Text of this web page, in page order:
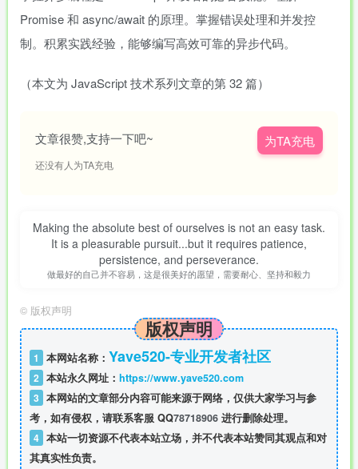
Promise 和 async/await 的原理。掌握错误处理和并发控
制。积累实践经验，能够编写高效可靠的异步代码。
（本文为 JavaScript 技术系列文章的第 32 篇）
文章很赞,支持一下吧~
还没有人为TA充电
为TA充电
Making the absolute best of ourselves is not an easy task.
It is a pleasurable pursuit...but it requires patience,
persistence, and perseverance.
做最好的自己并不容易，这是很美好的愿望，需要耐心、坚持和毅力
© 版权声明
版权声明
1 本网站名称： Yave520-专业开发者社区
2 本站永久网址： https://www.yave520.com
3 本网站的文章部分内容可能来源于网络，仅供大家学习与参
考，如有侵权，请联系客服 QQ78718906 进行删除处理。
4 本站一切资源不代表本站立场，并不代表本站赞同其观点和对
其真实性负责。